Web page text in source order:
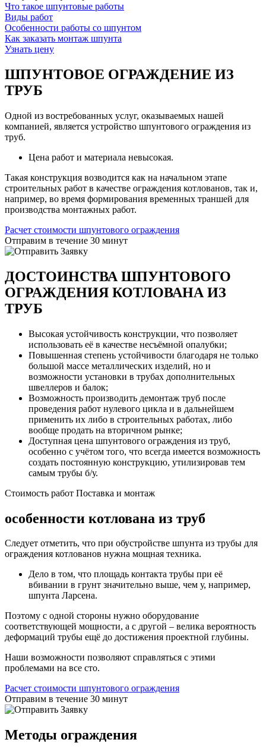
Что такое шпунтовые работы
Виды работ
Особенности работы со шпунтом
Как заказать монтаж шпунта
Узнать цену
ШПУНТОВОЕ ОГРАЖДЕНИЕ ИЗ
ТРУБ
Одной из востребованных услуг, оказываемых нашей
компанией, является устройство шпунтового ограждения из
труб.
Цена работ и материала невысокая.
Такая конструкция возводится как на начальном этапе
строительных работ в качестве ограждения котлованов, так и,
например, во время формирования временных траншей для
производства монтажных работ.
Расчет стоимости шпунтового ограждения
Отправим в течение 30 минут
ДОСТОИНСТВА ШПУНТОВОГО
ОГРАЖДЕНИЯ КОТЛОВАНА ИЗ
ТРУБ
Высокая устойчивость конструкции, что позволяет
использовать её в качестве несъёмной опалубки;
Повышенная степень устойчивости благодаря не только
большой массе металлических изделий, но и
возможности установки в трубах дополнительных
швеллеров и балок;
Возможность производить демонтаж труб после
проведения работ нулевого цикла и в дальнейшем
применить их либо в строительных работах, либо
вообще продать на вторичном рынке;
Доступная цена шпунтового ограждения из труб,
особенно с учётом того, что всегда имеется возможность
создать постоянную конструкцию, утилизировав тем
самым трубы б/у.
Стоимость работ Поставка и монтаж
особенности котлована из труб
Следует отметить, что при обустройстве шпунта из трубы для
ограждения котлованов нужна мощная техника.
Дело в том, что площадь контакта трубы при её
вбивании в грунт значительно выше, чем у, например,
шпунта Ларсена.
Поэтому с одной стороны нужно оборудование
соответствующей мощности, а с другой – велика вероятность
деформаций трубы ещё до достижения проектной глубины.
Наши возможности позволяют справляться с этими
проблемами на все сто.
Расчет стоимости шпунтового ограждения
Отправим в течение 30 минут
Методы ограждения